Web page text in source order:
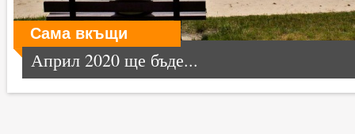
Сама вкъщи
Април 2020 ще бъде...